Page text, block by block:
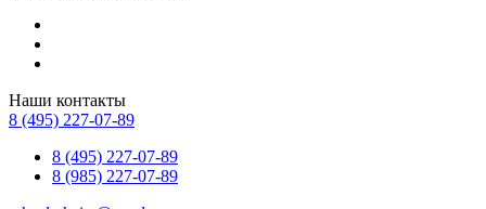
Наши контакты
8 (495) 227-07-89
8 (495) 227-07-89
8 (985) 227-07-89